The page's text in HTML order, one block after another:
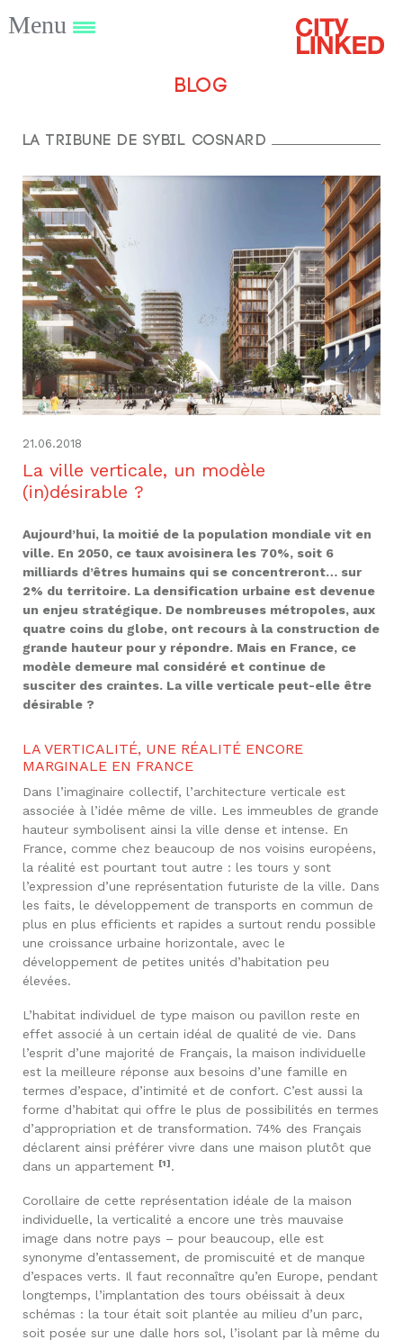
Blog
La tribune de Sybil Cosnard
21.06.2018
La ville verticale, un modèle
(in)désirable ?
Aujourd’hui, la moitié de la population mondiale vit en
ville. En 2050, ce taux avoisinera les 70%, soit 6
milliards d’êtres humains qui se concentreront… sur
2% du territoire. La densification urbaine est devenue
un enjeu stratégique. De nombreuses métropoles, aux
quatre coins du globe, ont recours à la construction de
grande hauteur pour y répondre. Mais en France, ce
modèle demeure mal considéré et continue de
susciter des craintes. La ville verticale peut-elle être
désirable ?
LA VERTICALITÉ, UNE RÉALITÉ ENCORE
MARGINALE EN FRANCE
Dans l’imaginaire collectif, l’architecture verticale est
associée à l’idée même de ville. Les immeubles de grande
hauteur symbolisent ainsi la ville dense et intense. En
France, comme chez beaucoup de nos voisins européens,
la réalité est pourtant tout autre : les tours y sont
l’expression d’une représentation futuriste de la ville. Dans
les faits, le développement de transports en commun de
plus en plus efficients et rapides a surtout rendu possible
une croissance urbaine horizontale, avec le
développement de petites unités d’habitation peu
élevées.
L’habitat individuel de type maison ou pavillon reste en
effet associé à un certain idéal de qualité de vie. Dans
l’esprit d’une majorité de Français, la maison individuelle
est la meilleure réponse aux besoins d’une famille en
termes d’espace, d’intimité et de confort. C’est aussi la
forme d’habitat qui offre le plus de possibilités en termes
d’appropriation et de transformation. 74% des Français
déclarent ainsi préférer vivre dans une maison plutôt que
dans un appartement [1].
Corollaire de cette représentation idéale de la maison
individuelle, la verticalité a encore une très mauvaise
image dans notre pays – pour beaucoup, elle est
synonyme d’entassement, de promiscuité et de manque
d’espaces verts. Il faut reconnaître qu’en Europe, pendant
longtemps, l’implantation des tours obéissait à deux
schémas : la tour était soit plantée au milieu d’un parc,
soit posée sur une dalle hors sol, l’isolant par là même du
Menu